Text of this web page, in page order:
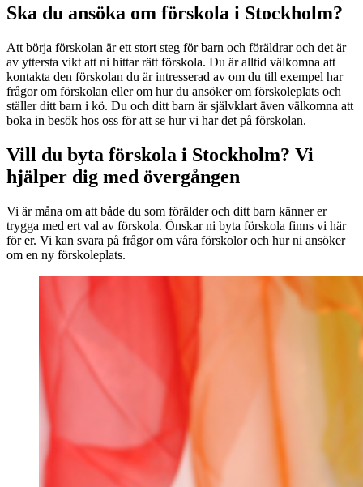
Ska du ansöka om förskola i Stockholm?
Att börja förskolan är ett stort steg för barn och föräldrar och det är
av yttersta vikt att ni hittar rätt förskola. Du är alltid välkomna att
kontakta den förskolan du är intresserad av om du till exempel har
frågor om förskolan eller om hur du ansöker om förskoleplats och
ställer ditt barn i kö. Du och ditt barn är självklart även välkomna att
boka in besök hos oss för att se hur vi har det på förskolan.
Vill du byta förskola i Stockholm? Vi
hjälper dig med övergången
Vi är måna om att både du som förälder och ditt barn känner er
trygga med ert val av förskola. Önskar ni byta förskola finns vi här
för er. Vi kan svara på frågor om våra förskolor och hur ni ansöker
om en ny förskoleplats.